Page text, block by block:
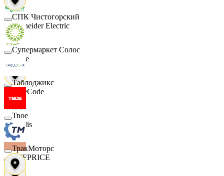
Schneider Electric
Ярче
FaceCode
Modis
OFFPRICE
СПК Чистогорский
Супермаркет Солос
Таблоджикс
Твое
ТракМоторс